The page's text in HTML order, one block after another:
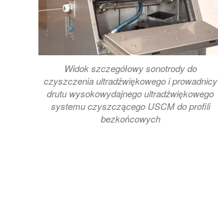
Widok szczegółowy sonotrody do
czyszczenia ultradźwiękowego i prowadnicy
drutu wysokowydajnego ultradźwiękowego
systemu czyszczącego USCM do profili
bezkońcowych